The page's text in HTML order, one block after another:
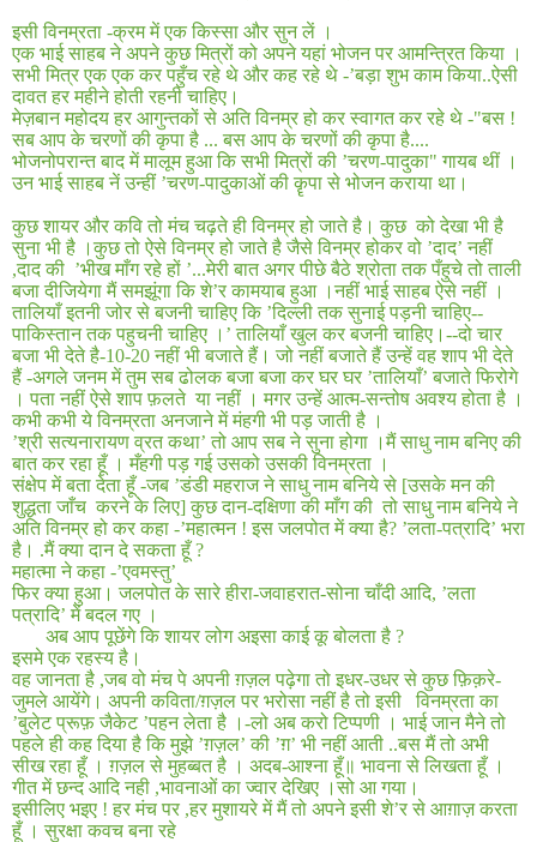
इसी विनम्रता -क्रम में एक किस्सा और सुन लें ।
एक भाई साहब ने अपने कुछ मित्रों को अपने यहां भोजन पर आमन्त्रित किया ।
सभी मित्र एक एक कर पहुँच रहे थे और कह रहे थे -’बड़ा शुभ काम किया..ऐसी
दावत हर महीने होती रहनी चाहिए।
मेज़बान महोदय हर आगुन्तकों से अति विनम्र हो कर स्वागत कर रहे थे -"बस !
सब आप के चरणों की कृपा है ...बस आप के चरणों की कृपा है....
भोजनोपरान्त बाद में मालूम हुआ कि सभी मित्रों की ’चरण-पादुका"गायब थीं ।
उन भाई साहब नें उन्हीं ’चरण-पादुकाओं की कॄपा से भोजन कराया था।
कुछ शायर और कवि तो मंच चढ़ते ही विनम्र हो जाते है। कुछ को देखा भी है
सुना भी है ।कुछ तो ऐसे विनम्र हो जाते है जैसे विनम्र होकर वो ’दाद’ नहीं
,दाद की ’भीख माँग रहे हों ’...मेरी बात अगर पीछे बैठे श्रोता तक पँहुचे तो ताली
बजा दीजियेगा मैं समझूंगा कि शे’र कामयाब हुआ ।नहीं भाई साहब ऐसे नहीं ।
तालियाँ इतनी जोर से बजनी चाहिए कि ’दिल्ली तक सुनाई पड़नी चाहिए--
पाकिस्तान तक पहुचनी चाहिए ।’ तालियाँ खुल कर बजनी चाहिए। --दो चार
बजा भी देते है-10-20नहीं भी बजाते हैं। जो नहीं बजाते हैं उन्हें वह शाप भी देते
हैं -अगले जनम में तुम सब ढोलक बजा बजा कर घर घर ’तालियाँ’ बजाते फिरोगे
। पता नहीं ऐसे शाप फ़लते या नहीं । मगर उन्हें आत्म-सन्तोष अवश्य होता है ।
कभी कभी ये विनम्रता अनजाने में मंहगी भी पड़ जाती है ।
’श्री सत्यनारायण व्रत कथा’ तो आप सब ने सुना होगा ।मैं साधु नाम बनिए की
बात कर रहा हूँ । मँहगी पड़ गई उसको उसकी विनम्रता ।
संक्षेप में बता देता हूँ-जब ’डंडी महराज ने साधु नाम बनिये से [उसके मन की
शुद्धता जाँच करने के लिए]कुछ दान-दक्षिणा की माँग की तो साधु नाम बनिये ने
अति विनम्र हो कर कहा -’महात्मन !इस जलपोत में क्या है? ’लता-पत्रादि’ भरा
है। .मैं क्या दान दे सकता हूँ?
महात्मा ने कहा -’एवमस्तु’
फिर क्या हुआ। जलपोत के सारे हीरा-जवाहरात-सोना चाँदी आदि, ’लता
पत्रादि’ में बदल गए ।
अब आप पूछेंगे कि शायर लोग अइसा काई कू बोलता है ?
इसमे एक रहस्य है।
वह जानता है ,जब वो मंच पे अपनी ग़ज़ल पढ़ेगा तो इधर-उधर से कुछ फ़िक़रे-
जुमले आयेंगे। अपनी कविता/ग़ज़ल पर भरोसा नहीं है तो इसी
विनम्रता का
’बुलेट प्रूफ़ जैकेट ’पहन लेता है । -लो अब करो टिप्पणी । भाई जान मैने तो
पहले ही कह दिया है कि मुझे ’ग़ज़ल’ की ’ग़’ भी नहीं आती ..बस मैं तो अभी
सीख रहा हूँ । ग़ज़ल से मुहब्बत है । अदब-आश्ना हूँ॥ भावना से लिखता हूँ ।
गीत में छन्द आदि नही ,भावनाओं का ज्वार देखिए ।सो आ गया।
इसीलिए भइए ! हर मंच पर ,हर मुशायरे में मैं तो अपने इसी शे’र से आग़ाज़ करता
हूँ । सुरक्षा कवच बना रहे